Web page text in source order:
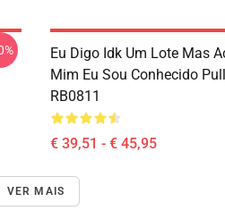
Eu Digo Idk Um Lote Mas
Mim Eu Sou Conhecido
RB0811
€ 39,51 - € 45,95
VER MAIS